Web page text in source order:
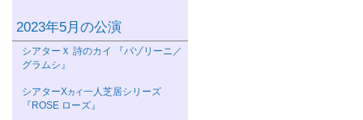
2023年5月の公演
シアターＸ 詩のカイ 『パゾリーニ／
グラムシ』
シアターΧカイ一人芝居シリーズ
『ROSE ローズ』